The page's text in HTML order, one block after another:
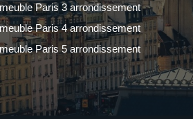
Paris 3 arrondissement
Paris 4 arrondissement
Paris 5 arrondissement